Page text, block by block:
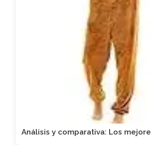
Análisis y comparativa: Los